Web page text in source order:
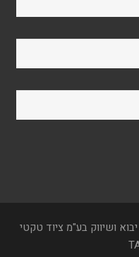
ושיווק בע"מ ציוד טקטי